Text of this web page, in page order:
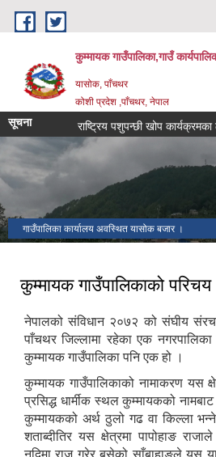
Skip to main content
कुम्मायक गाउँपालिका,गाउँ
यासोक, पाँचथर
कोशी प्रदेश ,पाँचथर, नेपाल
सूचना राष्ट्रिय पशुपन्छी खोप कार्यक्रमका
गाउँपालिका कार्यालय अवस्थित यासोक बजार ।
कुम्मायक गाउँपालिकाको परिचय
नेपालको संविधान २०७२ को संघीय
पाँचथर जिल्लामा रहेका एक
कुम्मायक गाउँपालिका पनि एक हो ।
कुम्मायक गाउँपालिकाको नामाकरण यस
प्रसिद्ध धार्मीक स्थल कुम्मायकको नामबाट
कुम्मायकको अर्थ ठुलो गढ वा किल्ला
शताब्दीतिर यस क्षेत्रमा पापोहाङ